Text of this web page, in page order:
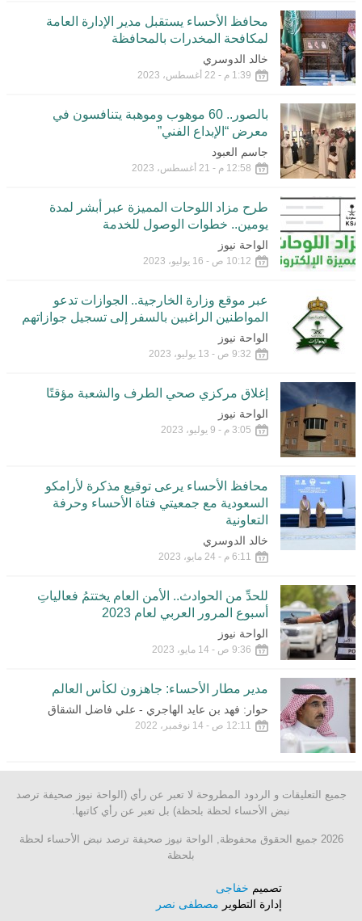
محافظ الأحساء يستقبل مدير الإدارة العامة
لمكافحة المخدرات بالمحافظة
خالد الدوسري
1:39 م - 22 أغسطس، 2023
بالصور.. 60 موهوب وموهبة يتنافسون في
معرض “الإبداع الفني”
جاسم العبود
12:58 م - 21 أغسطس، 2023
طرح مزاد اللوحات المميزة عبر أبشر لمدة
يومين.. خطوات الوصول للخدمة
الواحة نيوز
10:12 ص - 16 يوليو، 2023
عبر موقع وزارة الخارجية.. الجوازات تدعو
المواطنين الراغبين بالسفر إلى تسجيل جوازاتهم
الواحة نيوز
9:32 ص - 13 يوليو، 2023
إغلاق مركزي صحي الطرف والشعبة مؤقتًا
الواحة نيوز
3:05 م - 9 يوليو، 2023
محافظ الأحساء يرعى توقيع مذكرة لأرامكو
السعودية مع جمعيتي فتاة الأحساء وحرفة
التعاونية
خالد الدوسري
6:11 م - 24 مايو، 2023
للحدِّ من الحوادث.. الأمن العام يختتمُ فعالياتِ
أسبوع المرور العربي لعام 2023
الواحة نيوز
9:36 ص - 14 مايو، 2023
مدير مطار الأحساء: جاهزون لكأس العالم
حوار: فهد بن عايد الهاجري - علي فاضل الشقاق
12:11 ص - 14 نوفمبر، 2022
جميع التعليقات و الردود المطروحة لا تعبر عن رأي (الواحة نيوز صحيفة ترصد
نبض الأحساء لحظة بلحظة) بل تعبر عن رأي كاتبها.
2026 جميع الحقوق محفوظة, الواحة نيوز صحيفة ترصد نبض الأحساء لحظة
بلحظة
تصميم خفاجى
إدارة التطوير مصطفى نصر